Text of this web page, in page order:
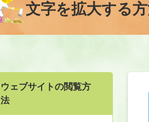
文字を拡大する
文
ウェブサイトの閲覧方
法